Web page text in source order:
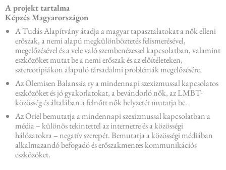
A projekt tartalma
Képzés Magyarországon
A Tudás Alapítvány átadja a magyar tapasztalatokat a nők elleni
erőszak, a nemi alapú megkülönböztetés felismerésével,
megelőzésével és a vele való szembenézessel kapcsolatban, valamint
eszközöket mutat be a nemi erőszak és az előítéleteken,
sztereotípiákon alapuló társadalmi problémák megelőzésére.
Az Olemisen Balanssia ry a mindennapi szexizmussal kapcsolatos
eszközöket és jó gyakorlatokat, a bevándorló nők, az LMBT-
közösség és általában a felnőtt nők helyzetét mutatja be.
Az Oriel bemutatja a mindennapi szexizmussal kapcsolatban a
média – különös tekintettel az internetre és a közösségi
hálózatokra – negatív szerepét. Bemutatja a közösségi médiában
alkalmazandó befogadó és erőszakmentes kommunikációs
eszközöket.